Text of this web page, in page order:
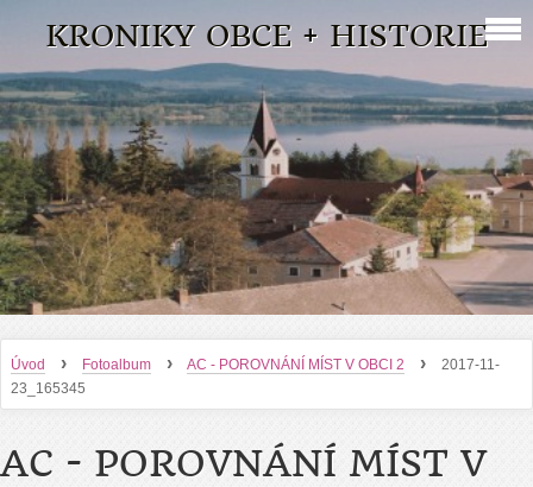
KRONIKY OBCE + HISTORIE
Úvod › Fotoalbum › AC - POROVNÁNÍ MÍST V OBCI 2 ›
2017-11-
23_165345
AC - POROVNÁNÍ MÍST V